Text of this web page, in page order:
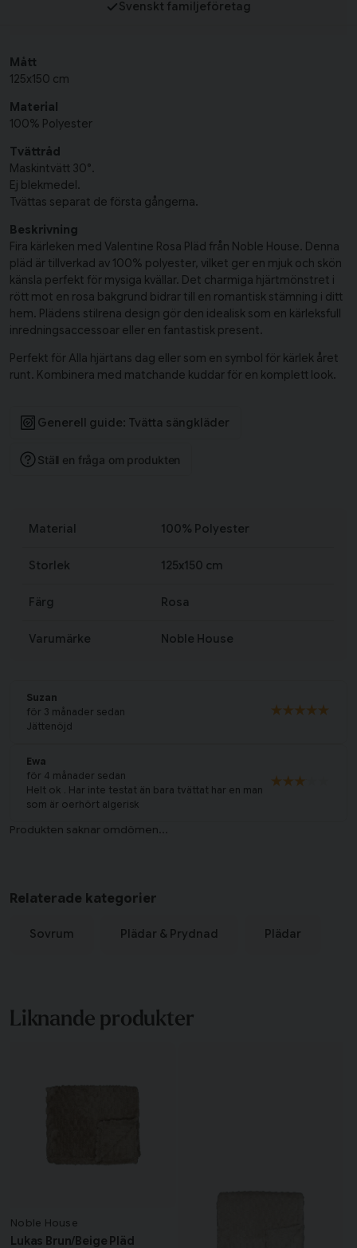
Svenskt familjeföretag
Mått
125x150 cm
Material
100% Polyester
Tvättråd
Maskintvätt 30°.
Ej blekmedel.
Tvättas separat de första gångerna.
Beskrivning
Fira kärleken med Valentine Rosa Pläd från Noble House. Denna
pläd är tillverkad av 100% polyester, vilket ger en mjuk och skön
känsla perfekt för mysiga kvällar. Det charmiga hjärtmönstret i
rött mot en rosa bakgrund bidrar till en romantisk stämning i ditt
hem. Plädens stilrena design gör den idealisk som en kärleksfull
inredningsaccessoar eller en fantastisk present.
Perfekt för Alla hjärtans dag eller som en symbol för kärlek året
runt. Kombinera med matchande kuddar för en komplett look.
Generell guide: Tvätta sängkläder
Ställ en fråga om produkten
Material 100% Polyester
Storlek 125x150 cm
Färg Rosa
Varumärke Noble House
Suzan
för 3 månader sedan
Jättenöjd
Ewa
för 4 månader sedan
Helt ok . Har inte testat än bara tvättat har en man
som är oerhört algerisk
Relaterade kategorier
Sovrum Plädar & Prydnad Plädar
Liknande produkter
Noble House
Lukas Brun/Beige Pläd